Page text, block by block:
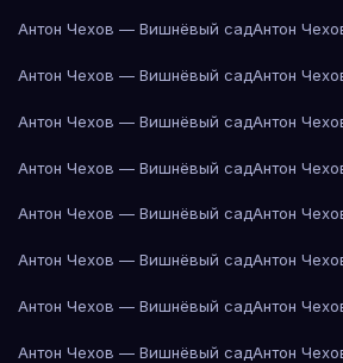
Антон Чехов — Вишнёвый садАнтон
Антон Чехов — Вишнёвый садАнтон
Антон Чехов — Вишнёвый садАнтон
Антон Чехов — Вишнёвый садАнтон
Антон Чехов — Вишнёвый садАнтон
Антон Чехов — Вишнёвый садАнтон
Антон Чехов — Вишнёвый садАнтон
Антон Чехов — Вишнёвый садАнтон